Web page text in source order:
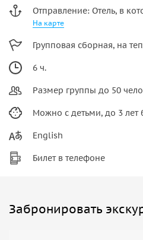
Отправление: Отель, в
На карте
Групповая сборная, на
6 ч.
Размер группы до 50
Можно с детьми, до 3 лет
English
Билет в телефоне
Забронировать